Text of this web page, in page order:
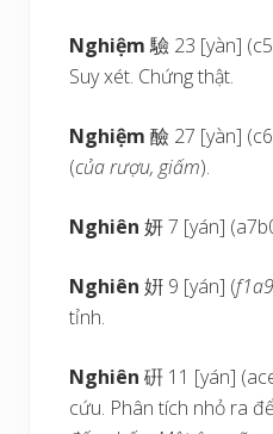
Nghiệm驗 23 [yàn]
Suy xét. Chứng thật.
Nghiệm 醶 27 [yàn]
(của rượu, giấm).
Nghiên妍 7 [yán]
Nghiên姸 9 [yán] (f1a9
tỉnh.
Nghiên 硏 11 [yán]
cứu. Phân tích nhỏ ra